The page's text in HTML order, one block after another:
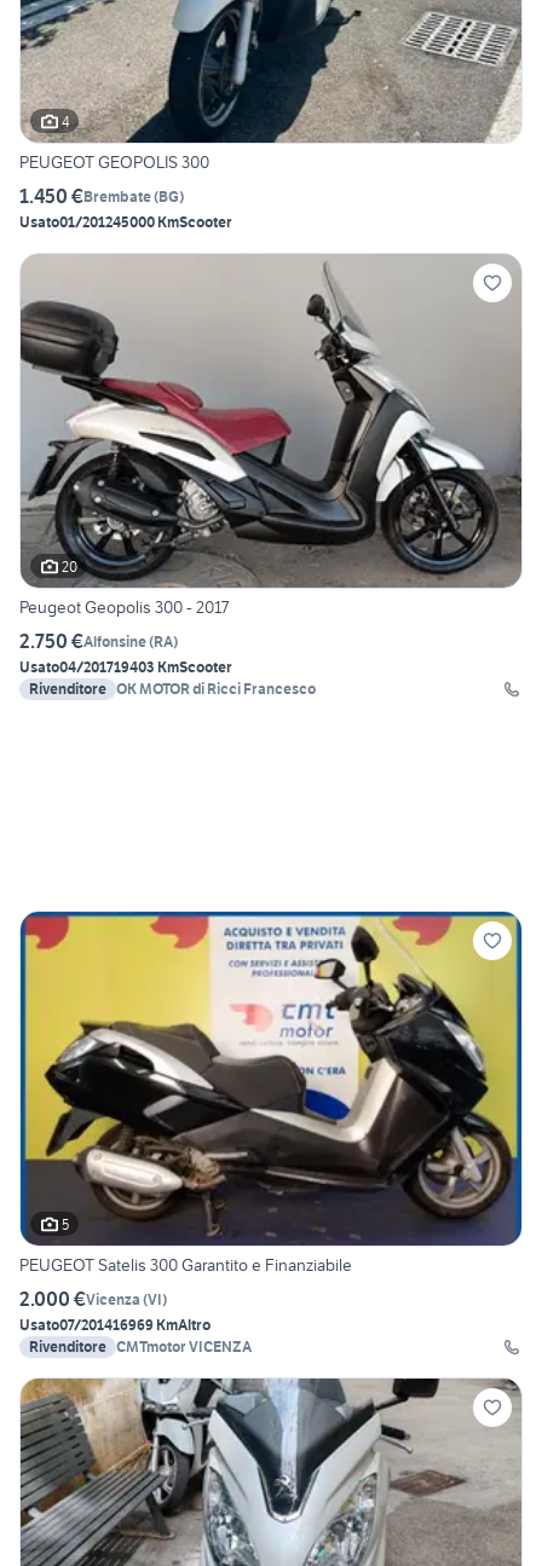
4
PEUGEOT GEOPOLIS 300
1.450 €Brembate(BG)
Usato01/201245000 KmScooter
20
Peugeot Geopolis 300 - 2017
2.750 €Alfonsine(RA)
Usato04/201719403 KmScooter
Rivenditore OK MOTOR di Ricci Francesco
5
PEUGEOT Satelis 300 Garantito e Finanziabile
2.000 €Vicenza (VI)
Usato07/201416969 KmAltro
Rivenditore CMTmotor VICENZA